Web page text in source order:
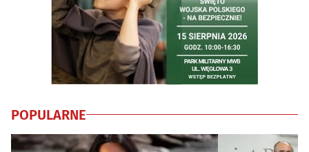
POPULARNE